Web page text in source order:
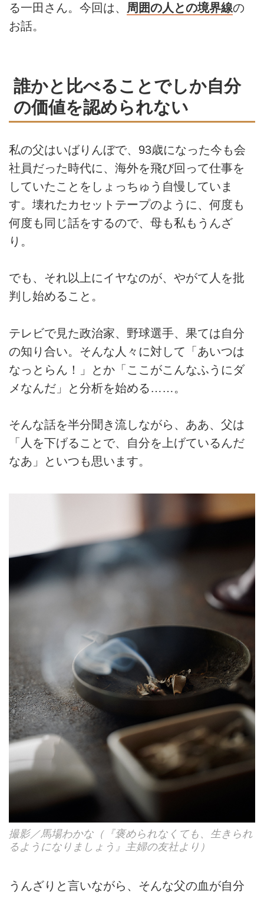
る一田さん。今回は、 周囲の人との境界線の
お話。
誰かと比べることでしか自分
の価値を認められない
私の父はいばりんぼで、93歳になった今も会
社員だった時代に、海外を飛び回って仕事を
していたことをしょっちゅう自慢していま
す。壊れたカセットテープのように、何度も
何度も同じ話をするので、母も私もうんざ
り。
でも、それ以上にイヤなのが、やがて人を批
判し始めること。
テレビで見た政治家、野球選手、果ては自分
の知り合い。そんな人々に対して「あいつは
なっとらん！」とか「ここがこんなふうにダ
メなんだ」と分析を始める……。
そんな話を半分聞き流しながら、ああ、父は
「人を下げることで、自分を上げているんだ
なあ」といつも思います。
撮影／馬場わかな（『褒められなくても、生きられ
るようになりましょう』主婦の友社より）
うんざりと言いながら、そんな父の血が自分